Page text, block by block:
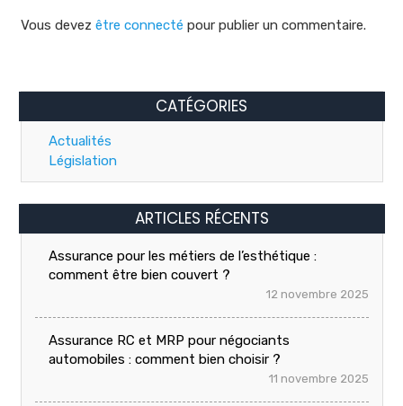
Vous devez être connecté pour publier un commentaire.
CATÉGORIES
Actualités
Législation
ARTICLES RÉCENTS
Assurance pour les métiers de l’esthétique :
comment être bien couvert ?
12 novembre 2025
Assurance RC et MRP pour négociants
automobiles : comment bien choisir ?
11 novembre 2025